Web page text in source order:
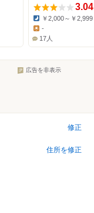
3.04
Dinner:
￥2,000～￥2,999
Lunch:
-
17人
広告を非表示
修正
住所を修正